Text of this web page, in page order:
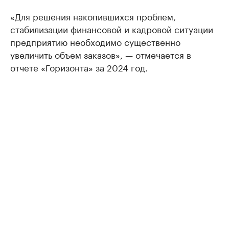
«Для решения накопившихся проблем,
стабилизации финансовой и кадровой ситуации
предприятию необходимо существенно
увеличить объем заказов», — отмечается в
отчете «Горизонта» за 2024 год.